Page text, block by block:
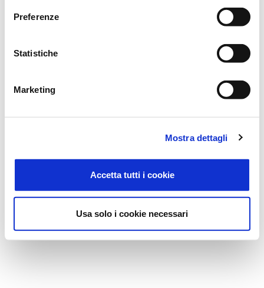
Preferenze
Statistiche
Marketing
Mostra dettagli
Accetta tutti i cookie
Usa solo i cookie necessari